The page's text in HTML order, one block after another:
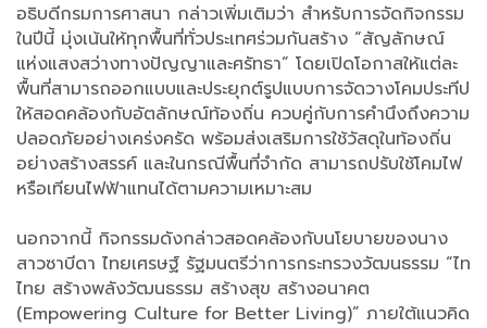
อธิบดีกรมการศาสนา กล่าวเพิ่มเติมว่า สำหรับการจัดกิจกรรม
ในปีนี้ มุ่งเน้นให้ทุกพื้นที่ทั่วประเทศร่วมกันสร้าง “สัญลักษณ์
แห่งแสงสว่างทางปัญญาและศรัทธา” โดยเปิดโอกาสให้แต่ละ
พื้นที่สามารถออกแบบและประยุกต์รูปแบบการจัดวางโคมประทีป
ให้สอดคล้องกับอัตลักษณ์ท้องถิ่น ควบคู่กับการคำนึงถึงความ
ปลอดภัยอย่างเคร่งครัด พร้อมส่งเสริมการใช้วัสดุในท้องถิ่น
อย่างสร้างสรรค์ และในกรณีพื้นที่จำกัด สามารถปรับใช้โคมไฟ
หรือเทียนไฟฟ้าแทนได้ตามความเหมาะสม
นอกจากนี้ กิจกรรมดังกล่าวสอดคล้องกับนโยบายของนาง
สาวซาบีดา ไทยเศรษฐ์ รัฐมนตรีว่าการกระทรวงวัฒนธรรม “ไท
ไทย สร้างพลังวัฒนธรรม สร้างสุข สร้างอนาคต
(Empowering Culture for Better Living)” ภายใต้แนวคิด